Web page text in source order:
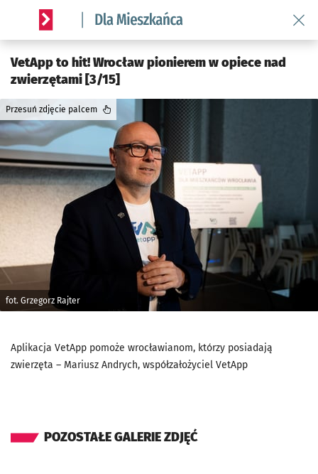
Serwis informacyjny wroclaw.pl podserwis: Dla mieszkańca
VetApp to hit! Wrocław pionierem w opiece nad
zwierzętami [3/15]
fot. Grzegorz Rajter
Przesuń zdjęcie palcem
Aplikacja VetApp pomoże wrocławianom, którzy posiadają
zwierzęta – Mariusz Andrych, współzałożyciel VetApp
POZOSTAŁE GALERIE ZDJĘĆ